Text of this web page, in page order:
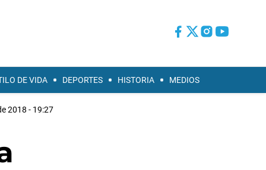
DE VIDA DEPORTES HISTORIA MEDIOS
2018 - 19:27